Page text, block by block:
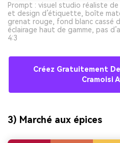
Prompt : visuel studio réaliste
et design d’étiquette, boîte
grenat rouge, fond blanc cassé
éclairage haut de gamme, pas
4:3
Créez Gratuitement
Cramoisi
3) Marché aux épices